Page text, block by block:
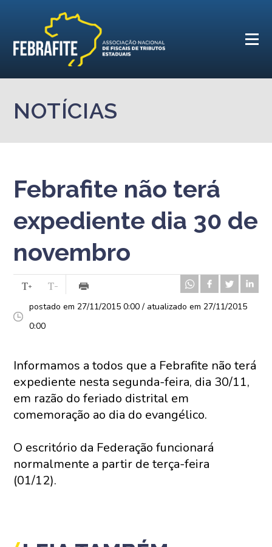
NOTÍCIAS
Febrafite não terá
expediente dia 30 de
novembro
postado em 27/11/2015 0:00 / atualizado em 27/11/2015
0:00
Informamos a todos que a Febrafite não terá
expediente nesta segunda-feira, dia 30/11,
em razão do feriado distrital em
comemoração ao dia do evangélico.
O escritório da Federação funcionará
normalmente a partir de terça-feira
(01/12).